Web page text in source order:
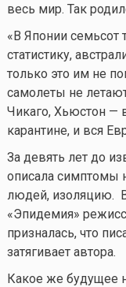
весь мир. Так
«В Японии семьсот
статистику,
только это им не
самолеты не
Чикаго, Хьюстон —
карантине, и вся
За девять лет до
описала симптомы
людей, изоляцию.
«Эпидемия»
призналась, что
затягивает автора.
Какое же будущее